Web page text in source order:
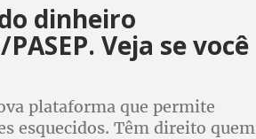
dinheiro
Veja se você
plataforma que permite
esquecidos. Têm direito quem